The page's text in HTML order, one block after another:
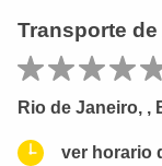
Transporte
Rio de Janeiro, ,
ver horario